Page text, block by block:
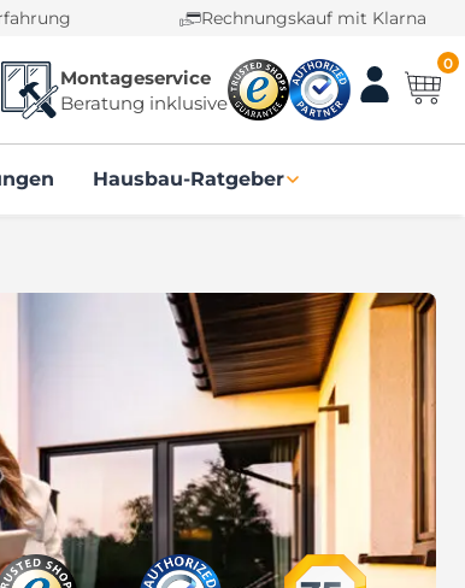
Rechnungskauf mit Klarna
Montageservice
Beratung inklusive
0
Hausbau-Ratgeber